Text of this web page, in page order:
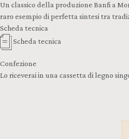
Un classico della produzione Banfi a
raro esempio di perfetta sintesi tra
Scheda tecnica
Scheda tecnica
Confezione
Lo riceverai in una cassetta di legno